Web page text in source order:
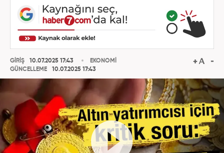
GİRİŞ
10.07.2025 17:43
GÜNCELLEME
10.07.2025 17:43
EKONOMİ